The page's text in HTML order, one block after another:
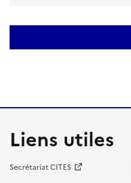
Liens utiles
Secrétariat CITES